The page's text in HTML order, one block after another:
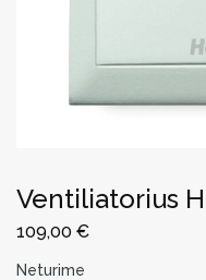
Ventiliatorius
109,00 €
Neturime